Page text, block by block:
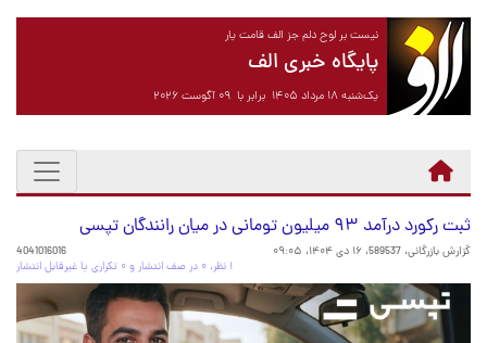
نیست بر لوح دلم جز الف قامت یار
پایگاه خبری الف
یک‌شنبه ۱۸ مرداد ۱۴۰۵ برابر با ۰۹ آگوست ۲۰۲۶
ثبت رکورد درآمد ۹۳ میلیون تومانی در میان رانندگان تپسی
گزارش بازرگانی، 589537، ۱۶ دی ۱۴۰۴، ۰۹:۰۵
4041016016
۱ نظر، ۰ در صف انتشار و ۰ تکراری یا غیرقابل انتشار